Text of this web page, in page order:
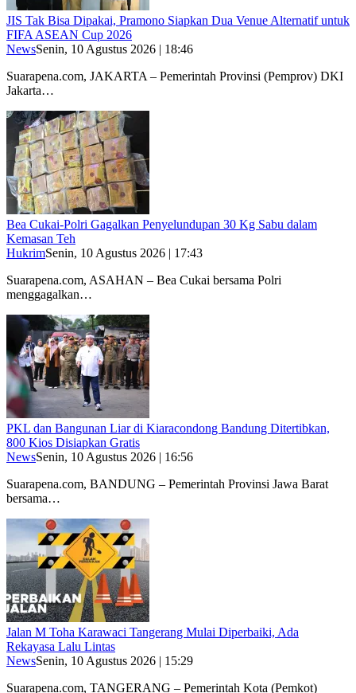
JIS Tak Bisa Dipakai, Pramono Siapkan Dua Venue Alternatif untuk
FIFA ASEAN Cup 2026
NewsSenin, 10 Agustus 2026 | 18:46
Suarapena.com, JAKARTA – Pemerintah Provinsi (Pemprov) DKI
Jakarta…
Bea Cukai-Polri Gagalkan Penyelundupan 30 Kg Sabu dalam
Kemasan Teh
HukrimSenin, 10 Agustus 2026 | 17:43
Suarapena.com, ASAHAN – Bea Cukai bersama Polri
menggagalkan…
PKL dan Bangunan Liar di Kiaracondong Bandung Ditertibkan,
800 Kios Disiapkan Gratis
NewsSenin, 10 Agustus 2026 | 16:56
Suarapena.com, BANDUNG – Pemerintah Provinsi Jawa Barat
bersama…
Jalan M Toha Karawaci Tangerang Mulai Diperbaiki, Ada
Rekayasa Lalu Lintas
NewsSenin, 10 Agustus 2026 | 15:29
Suarapena.com, TANGERANG – Pemerintah Kota (Pemkot)